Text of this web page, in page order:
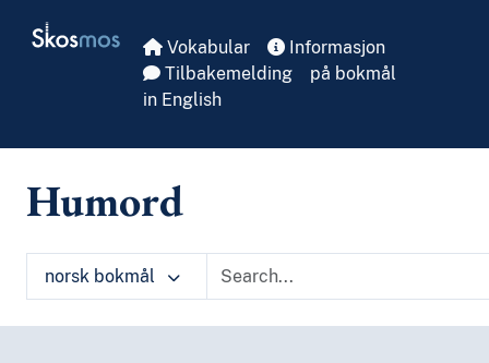
Skosmos Vokabular
Informasjon
Tilbakemelding
på bokmål
in English
Humord
norsk bokmål